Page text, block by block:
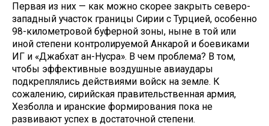
Первая из них — как можно скорее закрыть северо-
запад­ный участок границы Сирии с Турцией, особенно
98-километро­вой буферной зоны, ныне в той или
иной степени контролируемой Ан­карой и боевиками
ИГ и «Джабхат ан-Нусра». В чем проблема? В том,
чтобы эффективные воздушные авиаудары
подкреплялись действия­ми войск на земле. К
сожалению, си­рийская правительственная армия,
Хезболла и иранские формирования пока не
развивают успех в достаточ­ной степени.